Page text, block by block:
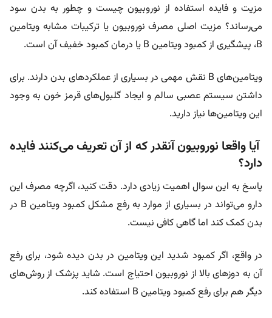
مزیت و فایده استفاده از نوروبیون چیست و چطور به بدن سود
می‌رساند؟ مزیت اصلی مصرف نوروبیون یا ترکیبات مشابه ویتامین
B، پیشگیری از کمبود ویتامین B یا درمان کمبود خفیف آن است.
ویتامین‌های B نقش مهمی در بسیاری از عملکردهای بدن دارند. برای
داشتن سیستم عصبی سالم و ایجاد گلبول‌های قرمز خون به وجود
این ویتامین‌ها نیاز دارید.
آیا واقعا نوروبیون آنقدر که از آن تعریف می‌کنند فایده
دارد؟
پاسخ به این سوال اهمیت زیادی دارد. دقت کنید، اگرچه مصرف این
دارو می‌تواند در بسیاری از موارد به رفع مشکل کمبود ویتامین B در
بدن کمک کند اما گاهی کافی نیست.
در واقع، اگر کمبود شدید این ویتامین در بدن دیده شود، برای رفع
آن به دوزهای بالا از نوروبیون احتیاج است. شاید پزشک از روش‌های
دیگر هم برای رفع کمبود ویتامین B استفاده کند.